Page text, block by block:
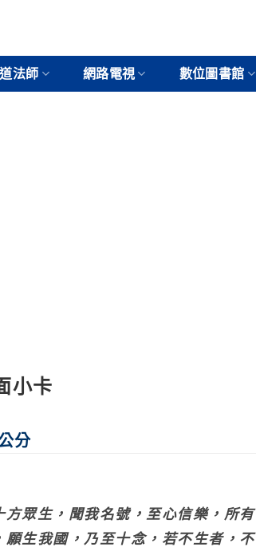
法師 網路電視 數位圖書館
小卡
分
方眾生，聞我名號，至心信樂，所有
願生我國，乃至十念，若不生者，不